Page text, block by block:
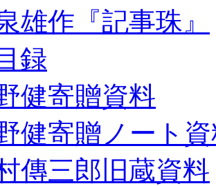
雄作『記事珠』
録
健寄贈資料
健寄贈ノート
傳三郎旧蔵資料